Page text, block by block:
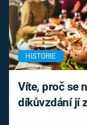
HISTORIE
Víte, proč se
díkůvzdání jí